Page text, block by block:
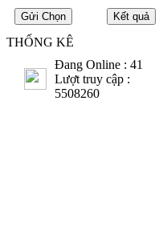
THỐNG KÊ
Đang Online : 41
Lượt truy cập :
5508260